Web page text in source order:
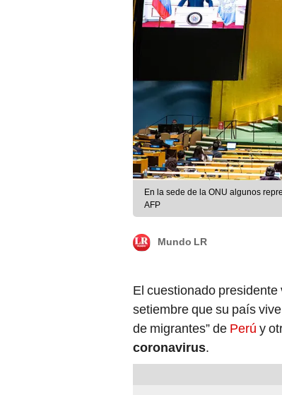
En la sede de la ONU algunos
AFP
Mundo LR
El cuestionado presidente
setiembre que su país
de migrantes” de Perú y
coronavirus.